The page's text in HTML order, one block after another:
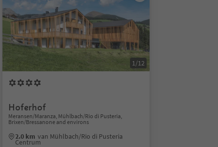
1/12
Hoferhof
Meransen/Maranza, Mühlbach/Rio di Pusteria,
Brixen/Bressanone and environs
2.0 km van Mühlbach/Rio di Pusteria
Centrum